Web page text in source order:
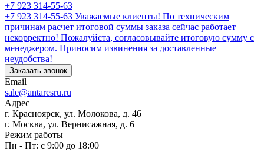
+7 923 314-55-63
+7 923 314-55-63 Уважаемые клиенты! По техническим
причинам расчет итоговой суммы заказа сейчас работает
некорректно! Пожалуйста, согласовывайте итоговую сумму с
менеджером. Приносим извинения за доставленные
неудобства!
Заказать звонок
Email
sale@antaresru.ru
Адрес
г. Красноярск, ул. Молокова, д. 46
г. Москва, ул. Вернисажная, д. 6
Режим работы
Пн - Пт: с 9:00 до 18:00